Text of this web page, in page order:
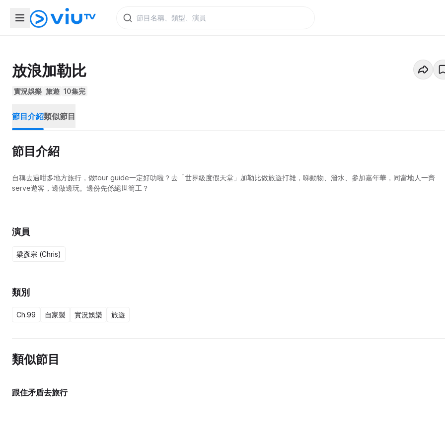
放浪加勒比
實況娛樂 旅遊 10集完
節目介紹類似節目
節目介紹
自稱去過咁多地方旅行，做tour guide一定好叻啦？去「世界級度假天堂」加勒比做旅遊打雜，睇動物、潛水、參加嘉年華，同當地人一齊
serve遊客，邊做邊玩。邊份先係絕世筍工？
演員
梁彥宗 (Chris)
類別
Ch.99 自家製 實況娛樂 旅遊
類似節目
跟住矛盾去旅行